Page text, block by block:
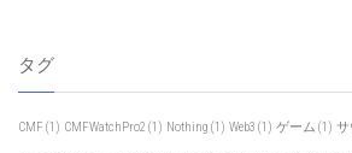
タグ
CMF (1) CMFWatchPro2 (1) Nothing (1) Web3 (1) ゲーム (1) サ